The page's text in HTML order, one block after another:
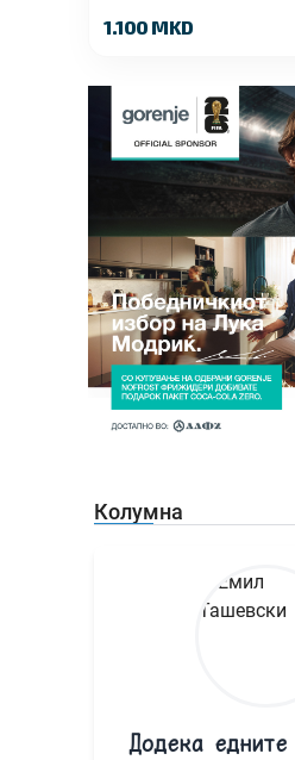
1.100 MKD
Колумна
Додека едните